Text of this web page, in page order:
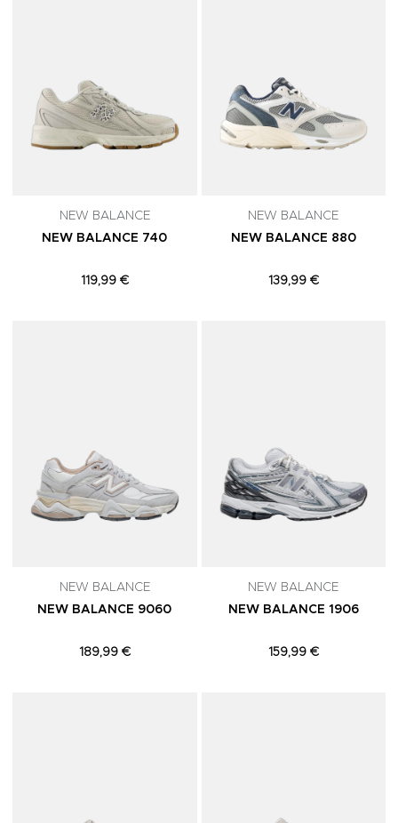
NEW BALANCE
NEW BALANCE 740
119,99 €
NEW BALANCE
NEW BALANCE 880
139,99 €
NEW BALANCE
NEW BALANCE 9060
189,99 €
NEW BALANCE
NEW BALANCE 1906
159,99 €